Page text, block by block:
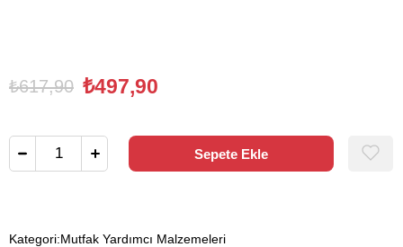
₺617,90 ₺497,90
Kategori:Mutfak Yardımcı Malzemeleri